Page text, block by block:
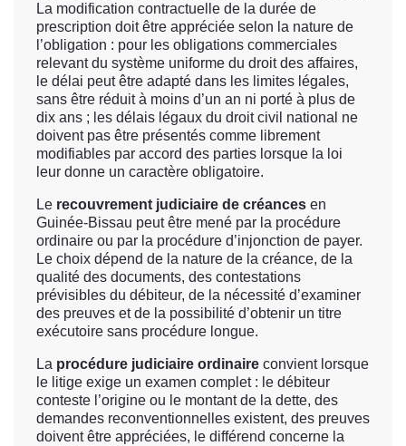
La modification contractuelle de la durée de
prescription doit être appréciée selon la nature de
l’obligation : pour les obligations commerciales
relevant du système uniforme du droit des affaires,
le délai peut être adapté dans les limites légales,
sans être réduit à moins d’un an ni porté à plus de
dix ans ; les délais légaux du droit civil national ne
doivent pas être présentés comme librement
modifiables par accord des parties lorsque la loi
leur donne un caractère obligatoire.
Le recouvrement judiciaire de créances en
Guinée-Bissau peut être mené par la procédure
ordinaire ou par la procédure d’injonction de payer.
Le choix dépend de la nature de la créance, de la
qualité des documents, des contestations
prévisibles du débiteur, de la nécessité d’examiner
des preuves et de la possibilité d’obtenir un titre
exécutoire sans procédure longue.
La procédure judiciaire ordinaire convient lorsque
le litige exige un examen complet : le débiteur
conteste l’origine ou le montant de la dette, des
demandes reconventionnelles existent, des preuves
doivent être appréciées, le différend concerne la